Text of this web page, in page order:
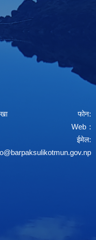
ताकुकोट गोरखा फोन:
Web :